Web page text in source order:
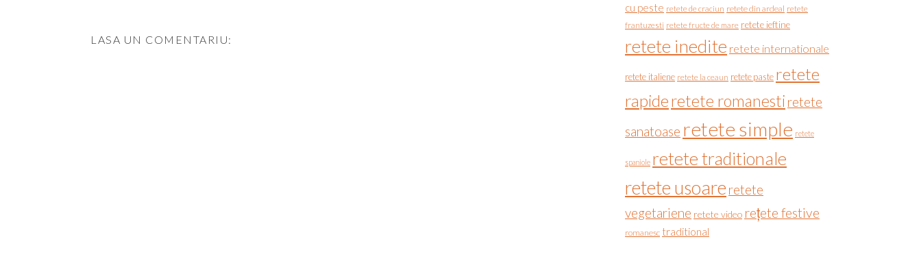
LASA UN COMENTARIU:
cu peste retete de craciun retete din ardeal retete
frantuzesti retete fructe de mare retete ieftine
retete inedite retete internationale
retete italiene retete la ceaun retete paste retete
rapideretete romanesti retete
sanatoase retete simple retete
spaniole retete traditionale
retete usoare retete
vegetariene retete video rețete festive
romanesc traditional